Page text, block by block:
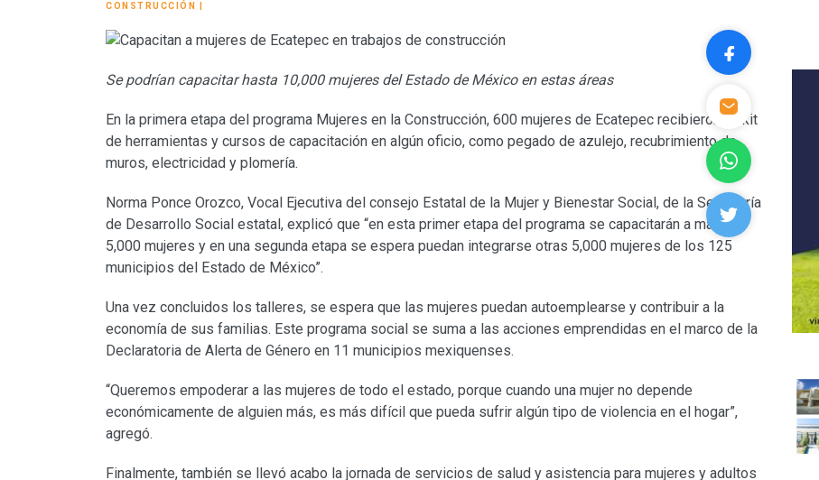
CONSTRUCCIÓN
Se podrían capacitar hasta 10,000 mujeres del Estado de México en estas áreas
En la primera etapa del programa Mujeres en la Construcción, 600 mujeres de Ecatepec recibieron un kit
de herramientas y cursos de capacitación en algún oficio, como pegado de azulejo, recubrimiento de
muros, electricidad y plomería.
Norma Ponce Orozco, Vocal Ejecutiva del consejo Estatal de la Mujer y Bienestar Social, de la Secretaría
de Desarrollo Social estatal, explicó que “en esta primer etapa del programa se capacitarán a más de
5,000 mujeres y en una segunda etapa se espera puedan integrarse otras 5,000 mujeres de los 125
municipios del Estado de México”.
Una vez concluidos los talleres, se espera que las mujeres puedan autoemplearse y contribuir a la
economía de sus familias. Este programa social se suma a las acciones emprendidas en el marco de la
Declaratoria de Alerta de Género en 11 municipios mexiquenses.
“Queremos empoderar a las mujeres de todo el estado, porque cuando una mujer no depende
económicamente de alguien más, es más difícil que pueda sufrir algún tipo de violencia en el hogar”,
agregó.
Finalmente, también se llevó acabo la jornada de servicios de salud y asistencia para mujeres y adultos